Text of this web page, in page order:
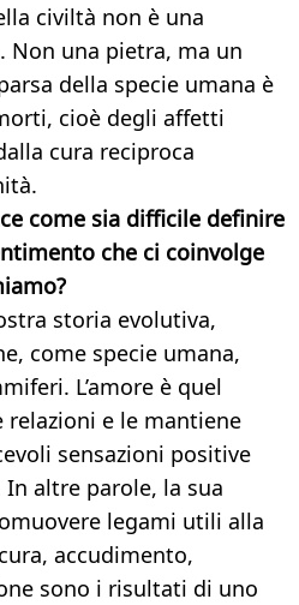
civiltà non è una
Non una pietra, ma un
della specie umana è
cioè degli affetti
cura reciproca
come sia difficile definire
che ci coinvolge
storia evolutiva,
come specie umana,
L’amore è quel
relazioni e le mantiene
sensazioni positive
altre parole, la sua
legami utili alla
accudimento,
sono i risultati di uno